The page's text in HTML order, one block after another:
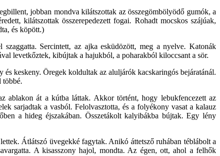
jobban mondva kilátszottak az összegömbölyödő gumók, a
kilátszottak összerepedezett fogai. Rohadt mocskos szájúak,
és köpött.)
Sercintett, az ajka esküdözött, meg a nyelve. Katonák
levetkőztek, kibújtak a hajukból, a poharakból kiloccsant a sör.
keskeny. Öregek koldultak az aluljárók kacskaringós bejáratánál.
többé.
ablakon át a kútba láttak. Akkor történt, hogy lebukfencezett az
sarjadtak a vasból. Felolvasztotta, és a folyékony vasat a kalauz
a hideg éjszakában. Összetákolt kalyibákba bújtak. Egy lény
Átlátszó üvegekké fagytak. Anikó áttetsző ruhában téblábolt a
A kisasszony hajol, mondta. Az égen, ott, ahol a felhők